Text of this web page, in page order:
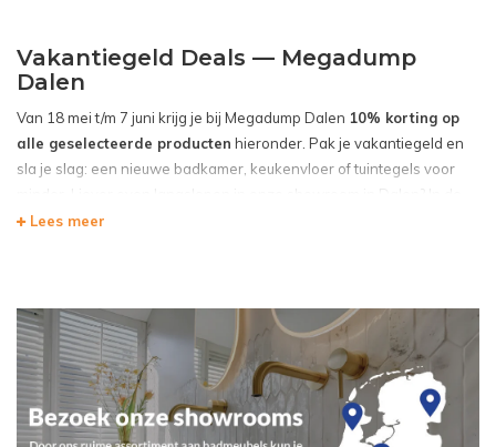
Vakantiegeld Deals — Megadump
Dalen
Van 18 mei t/m 7 juni krijg je bij Megadump Dalen 10% korting op
alle geselecteerde producten hieronder. Pak je vakantiegeld en
sla je slag: een nieuwe badkamer, keukenvloer of tuintegels voor
winkel profiteer je bovendien van onze
Lees meer